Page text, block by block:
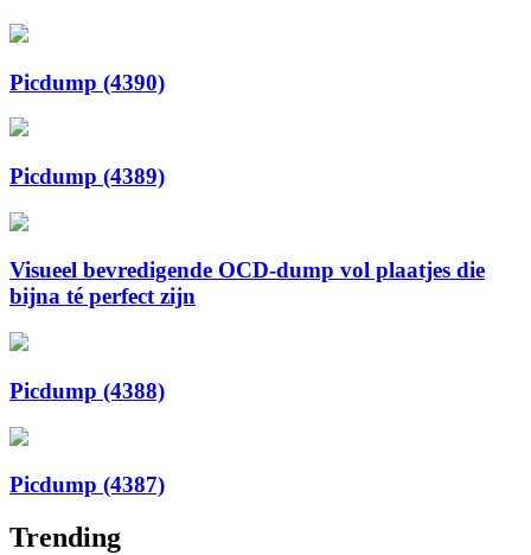
Picdump (4390)
Picdump (4389)
Visueel bevredigende OCD-dump vol plaatjes die
bijna té perfect zijn
Picdump (4388)
Picdump (4387)
Trending